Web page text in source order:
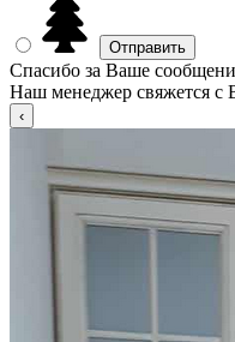
Спасибо за Ваше
Наш менеджер свяжется с